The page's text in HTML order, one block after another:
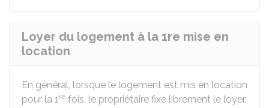
Loyer du logement à la 1re mise en
location
En général, lorsque le logement est mis en location
pour la 1re fois, le propriétaire fixe librement le loyer.